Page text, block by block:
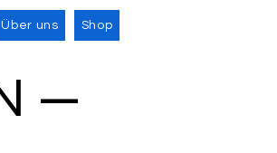
Über uns Shop
—